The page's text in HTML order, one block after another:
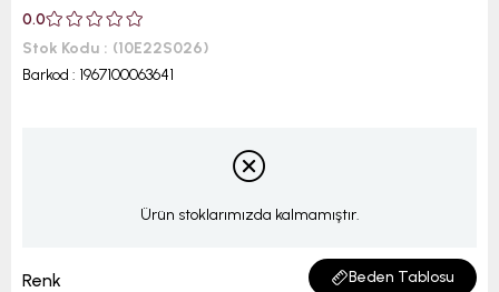
0.0
Stok Kodu
(10E22S026)
Barkod : 1967100063641
Ürün stoklarımızda kalmamıştır.
Renk Beden Tablosu